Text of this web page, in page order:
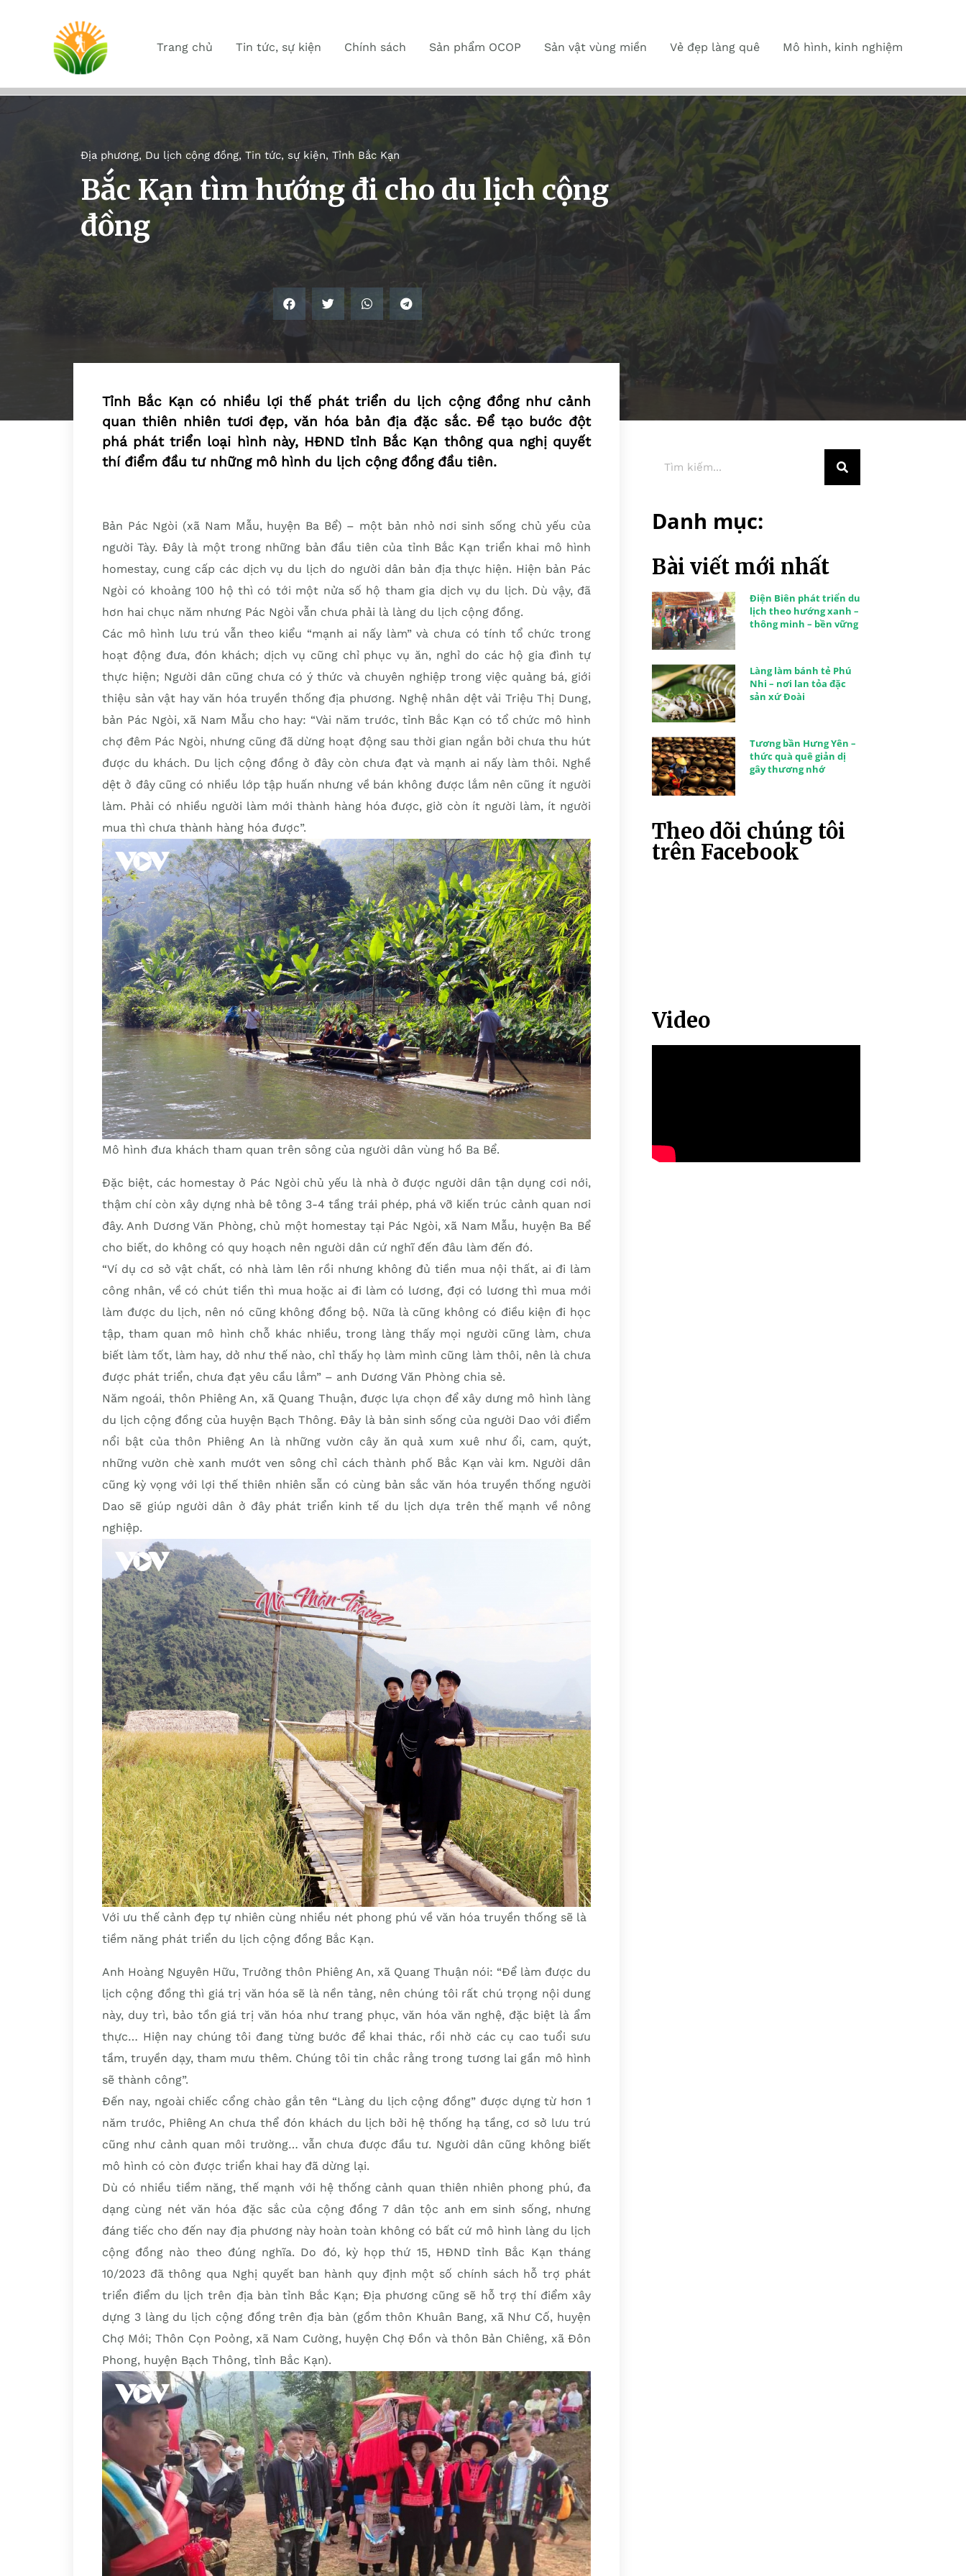
Trang chủ Tin tức, sự kiện Chính sách Sản phẩm OCOP Sản vật vùng miền Vẻ đẹp làng quê Mô hình, kinh nghiệm
Địa phương, Du lịch cộng đồng, Tin tức, sự kiện, Tỉnh Bắc Kạn
Bắc Kạn tìm hướng đi cho du lịch cộng
đồng
Tỉnh Bắc Kạn có nhiều lợi thế phát triển du lịch cộng đồng như cảnh
quan thiên nhiên tươi đẹp, văn hóa bản địa đặc sắc. Để tạo bước đột
phá phát triển loại hình này, HĐND tỉnh Bắc Kạn thông qua nghị quyết
thí điểm đầu tư những mô hình du lịch cộng đồng đầu tiên.
Bản Pác Ngòi (xã Nam Mẫu, huyện Ba Bể) – một bản nhỏ nơi sinh sống chủ yếu của
người Tày. Đây là một trong những bản đầu tiên của tỉnh Bắc Kạn triển khai mô hình
homestay, cung cấp các dịch vụ du lịch do người dân bản địa thực hiện. Hiện bản Pác
Ngòi có khoảng 100 hộ thì có tới một nửa số hộ tham gia dịch vụ du lịch. Dù vậy, đã
hơn hai chục năm nhưng Pác Ngòi vẫn chưa phải là làng du lịch cộng đồng.
Các mô hình lưu trú vẫn theo kiểu “mạnh ai nấy làm” và chưa có tính tổ chức trong
hoạt động đưa, đón khách; dịch vụ cũng chỉ phục vụ ăn, nghỉ do các hộ gia đình tự
thực hiện; Người dân cũng chưa có ý thức và chuyên nghiệp trong việc quảng bá, giới
thiệu sản vật hay văn hóa truyền thống địa phương. Nghệ nhân dệt vải Triệu Thị Dung,
bản Pác Ngòi, xã Nam Mẫu cho hay: “Vài năm trước, tỉnh Bắc Kạn có tổ chức mô hình
chợ đêm Pác Ngòi, nhưng cũng đã dừng hoạt động sau thời gian ngắn bởi chưa thu hút
được du khách. Du lịch cộng đồng ở đây còn chưa đạt và mạnh ai nấy làm thôi. Nghề
dệt ở đây cũng có nhiều lớp tập huấn nhưng về bán không được lắm nên cũng ít người
làm. Phải có nhiều người làm mới thành hàng hóa được, giờ còn ít người làm, ít người
mua thì chưa thành hàng hóa được”.
Mô hình đưa khách tham quan trên sông của người dân vùng hồ Ba Bể.
Đặc biệt, các homestay ở Pác Ngòi chủ yếu là nhà ở được người dân tận dụng cơi nới,
thậm chí còn xây dựng nhà bê tông 3-4 tầng trái phép, phá vỡ kiến trúc cảnh quan nơi
đây. Anh Dương Văn Phòng, chủ một homestay tại Pác Ngòi, xã Nam Mẫu, huyện Ba Bể
cho biết, do không có quy hoạch nên người dân cứ nghĩ đến đâu làm đến đó.
“Ví dụ cơ sở vật chất, có nhà làm lên rồi nhưng không đủ tiền mua nội thất, ai đi làm
công nhân, về có chút tiền thì mua hoặc ai đi làm có lương, đợi có lương thì mua mới
làm được du lịch, nên nó cũng không đồng bộ. Nữa là cũng không có điều kiện đi học
tập, tham quan mô hình chỗ khác nhiều, trong làng thấy mọi người cũng làm, chưa
biết làm tốt, làm hay, dở như thế nào, chỉ thấy họ làm mình cũng làm thôi, nên là chưa
được phát triển, chưa đạt yêu cầu lắm” – anh Dương Văn Phòng chia sẻ.
Năm ngoái, thôn Phiêng An, xã Quang Thuận, được lựa chọn để xây dưng mô hình làng
du lịch cộng đồng của huyện Bạch Thông. Đây là bản sinh sống của người Dao với điểm
nổi bật của thôn Phiêng An là những vườn cây ăn quả xum xuê như ổi, cam, quýt,
những vườn chè xanh mướt ven sông chỉ cách thành phố Bắc Kạn vài km. Người dân
cũng kỳ vọng với lợi thế thiên nhiên sẵn có cùng bản sắc văn hóa truyền thống người
Dao sẽ giúp người dân ở đây phát triển kinh tế du lịch dựa trên thế mạnh về nông
nghiệp.
Với ưu thế cảnh đẹp tự nhiên cùng nhiều nét phong phú về văn hóa truyền thống sẽ là
tiềm năng phát triển du lịch cộng đồng Bắc Kạn.
Anh Hoàng Nguyên Hữu, Trưởng thôn Phiêng An, xã Quang Thuận nói: “Để làm được du
lịch cộng đồng thì giá trị văn hóa sẽ là nền tảng, nên chúng tôi rất chú trọng nội dung
này, duy trì, bảo tồn giá trị văn hóa như trang phục, văn hóa văn nghệ, đặc biệt là ẩm
thực… Hiện nay chúng tôi đang từng bước để khai thác, rồi nhờ các cụ cao tuổi sưu
tầm, truyền dạy, tham mưu thêm. Chúng tôi tin chắc rằng trong tương lai gần mô hình
sẽ thành công”.
Đến nay, ngoài chiếc cổng chào gắn tên “Làng du lịch cộng đồng” được dựng từ hơn 1
năm trước, Phiêng An chưa thể đón khách du lịch bởi hệ thống hạ tầng, cơ sở lưu trú
cũng như cảnh quan môi trường… vẫn chưa được đầu tư. Người dân cũng không biết
mô hình có còn được triển khai hay đã dừng lại.
Dù có nhiều tiềm năng, thế mạnh với hệ thống cảnh quan thiên nhiên phong phú, đa
dạng cùng nét văn hóa đặc sắc của cộng đồng 7 dân tộc anh em sinh sống, nhưng
đáng tiếc cho đến nay địa phương này hoàn toàn không có bất cứ mô hình làng du lịch
cộng đồng nào theo đúng nghĩa. Do đó, kỳ họp thứ 15, HĐND tỉnh Bắc Kạn tháng
10/2023 đã thông qua Nghị quyết ban hành quy định một số chính sách hỗ trợ phát
triển điểm du lịch trên địa bàn tỉnh Bắc Kạn; Địa phương cũng sẽ hỗ trợ thí điểm xây
dựng 3 làng du lịch cộng đồng trên địa bàn (gồm thôn Khuân Bang, xã Như Cố, huyện
Chợ Mới; Thôn Cọn Poỏng, xã Nam Cường, huyện Chợ Đồn và thôn Bản Chiêng, xã Đôn
Phong, huyện Bạch Thông, tỉnh Bắc Kạn).
Danh mục:
Bài viết mới nhất
Điện Biên phát triển du
lịch theo hướng xanh –
thông minh – bền vững
Làng làm bánh tẻ Phú
Nhi – nơi lan tỏa đặc
sản xứ Đoài
Tương bần Hưng Yên –
thức quà quê giản dị
gây thương nhớ
Theo dõi chúng tôi
trên Facebook
Video